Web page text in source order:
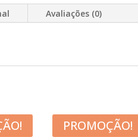
Avaliações (0)
PROMOÇÃO!